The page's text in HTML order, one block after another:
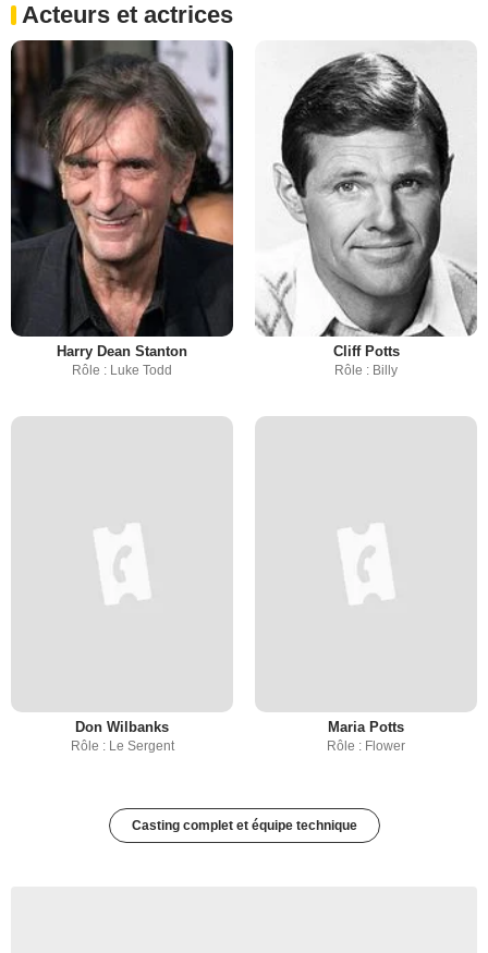
Acteurs et actrices
Harry Dean Stanton
Rôle : Luke Todd
Cliff Potts
Rôle : Billy
Don Wilbanks
Rôle : Le Sergent
Maria Potts
Rôle : Flower
Casting complet et équipe technique